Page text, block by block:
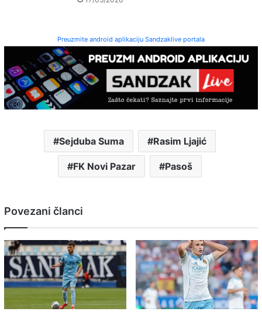
Preuzmite android aplikaciju Sandzaklive portala
Sejduba Suma Rasim Ljajić
FK Novi Pazar Pasoš
Povezani članci